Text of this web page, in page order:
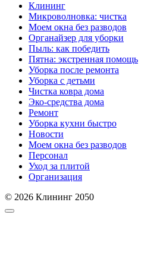
Клининг
Микроволновка: чистка
Моем окна без разводов
Органайзер для уборки
Пыль: как победить
Пятна: экстренная помощь
Уборка после ремонта
Уборка с детьми
Чистка ковра дома
Эко-средства дома
Ремонт
Уборка кухни быстро
Новости
Моем окна без разводов
Персонал
Уход за плитой
Организация
© 2026 Клининг 2050